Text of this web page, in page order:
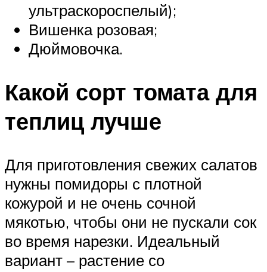
ультраскороспелый);
Вишенка розовая;
Дюймовочка.
Какой сорт томата для
теплиц лучше
Для приготовления свежих салатов
нужны помидоры с плотной
кожурой и не очень сочной
мякотью, чтобы они не пускали сок
во время нарезки. Идеальный
вариант – растение со